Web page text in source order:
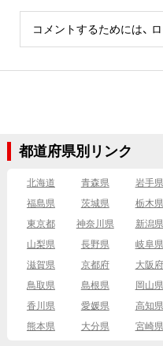
コメントするためには、
都道府県別リンク
北海道 青森県 岩手県
福島県
茨城県 栃木県
東京都
神奈川県 新潟県
山梨県
長野県 岐阜県
滋賀県
京都府 大阪府
鳥取県
島根県 岡山県
香川県
愛媛県 高知県
熊本県
大分県 宮崎県